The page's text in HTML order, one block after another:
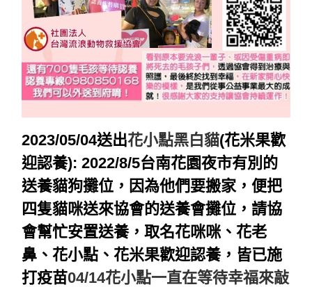
2023/05/04送出花小點黑白貓(花米果歡
迎認養): 2022/8/5台南花園夜市有別的
送養貓狗攤位，因為他們要搬家，便把
四隻貓咪送來協會的送養會攤位，請協
會幫忙安置送養，取名花咪咪、花老
鼻、花小點、花米果歡迎認養，皆已施
打疫苗04/14花小點一直在等待幸福來敲